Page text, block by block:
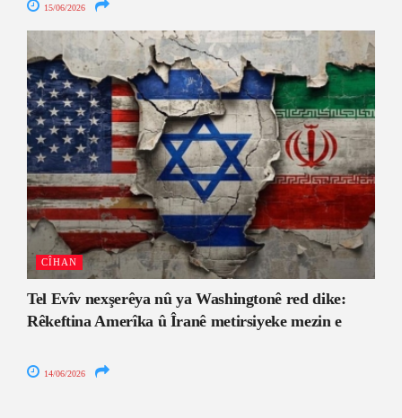
15/06/2026
CÎHAN
Tel Evîv nexşerêya nû ya Washingtonê red dike:
Rêkeftina Amerîka û Îranê metirsiyeke mezin e
14/06/2026